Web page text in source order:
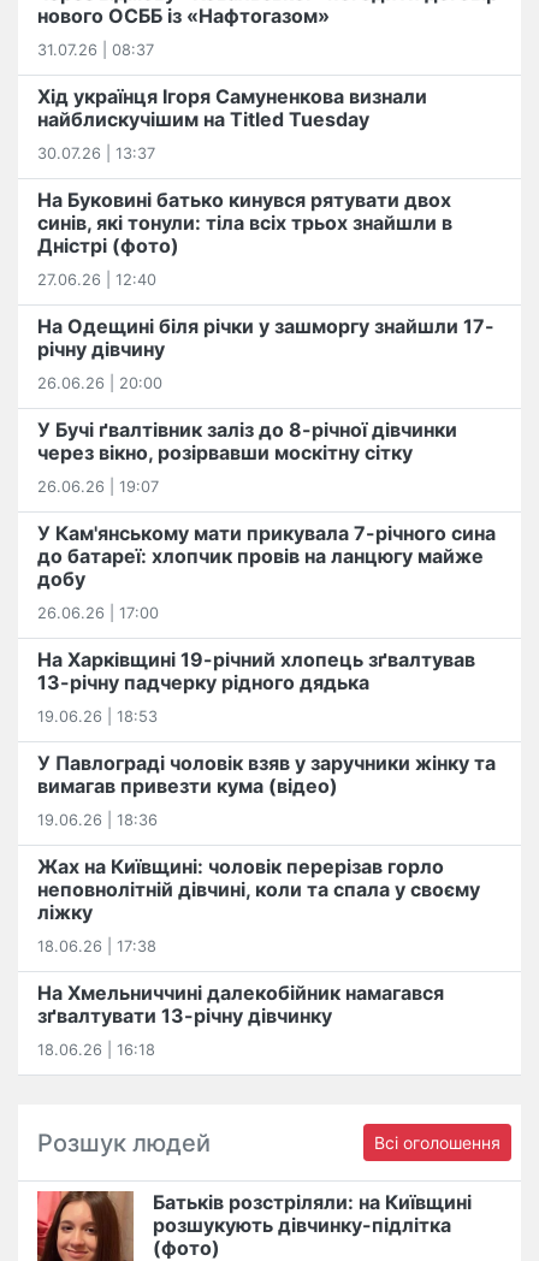
нового ОСББ із «Нафтогазом»
31.07.26 | 08:37
Хід українця Ігоря Самуненкова визнали
найблискучішим на Titled Tuesday
30.07.26 | 13:37
На Буковині батько кинувся рятувати двох
синів, які тонули: тіла всіх трьох знайшли в
Дністрі (фото)
27.06.26 | 12:40
На Одещині біля річки у зашморгу знайшли 17-
річну дівчину
26.06.26 | 20:00
У Бучі ґвалтівник заліз до 8-річної дівчинки
через вікно, розірвавши москітну сітку
26.06.26 | 19:07
У Кам'янському мати прикувала 7-річного сина
до батареї: хлопчик провів на ланцюгу майже
добу
26.06.26 | 17:00
На Харківщині 19-річний хлопець​ ️зґвалтував
13-річну падчерку рідного дядька
19.06.26 | 18:53
У Павлограді чоловік взяв у заручники жінку та
вимагав привезти кума (відео)
19.06.26 | 18:36
Жах на Київщині: чоловік перерізав горло
неповнолітній дівчині, коли та спала у своєму
ліжку
18.06.26 | 17:38
На Хмельниччині далекобійник намагався
зґвалтувати 13-річну дівчинку
18.06.26 | 16:18
Розшук людей Всі оголошення
Батьків розстріляли: на Київщині
розшукують дівчинку-підлітка
(фото)